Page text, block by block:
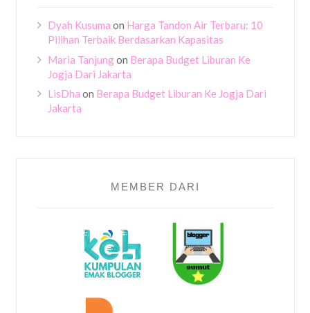
Dyah Kusuma on Harga Tandon Air Terbaru: 10
Pilihan Terbaik Berdasarkan Kapasitas
Maria Tanjungon Berapa Budget Liburan Ke
Jogja Dari Jakarta
LisDha on Berapa Budget Liburan Ke Jogja Dari
Jakarta
MEMBER DARI